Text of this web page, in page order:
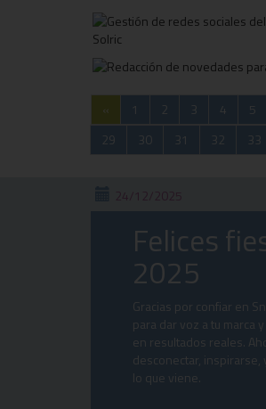
« 1 2 3 4 5
29
30 31 32 33
24/12/2025
Felices
2025
Gracias por confiar en
para dar voz a tu marca
en resultados reales.
desconectar,
lo que viene.